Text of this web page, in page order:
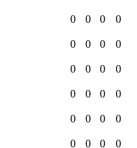
0 0 0 0
0 0 0 0
0 0 0 0
0 0 0 0
0 0 0 0
0 0 0 0